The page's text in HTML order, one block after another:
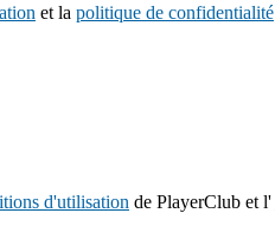
et la politique de confidentialité
d'utilisation de PlayerClub et l'